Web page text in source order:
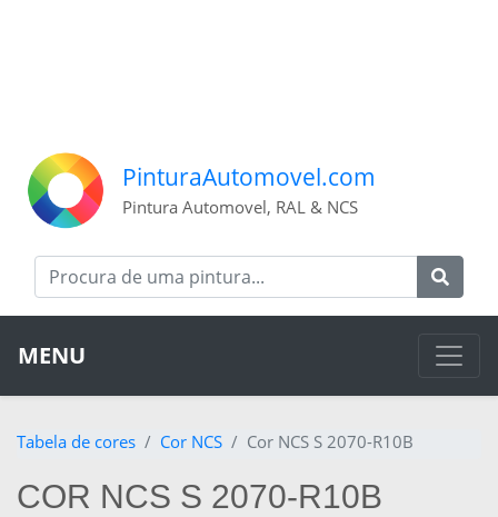
PinturaAutomovel.com
Pintura Automovel, RAL & NCS
MENU
Tabela de cores Cor NCS Cor NCS S 2070-R10B
COR NCS S 2070-R10B